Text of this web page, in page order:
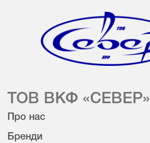
ТОВ ВКФ «СЕВЕР»
Про нас
Бренди